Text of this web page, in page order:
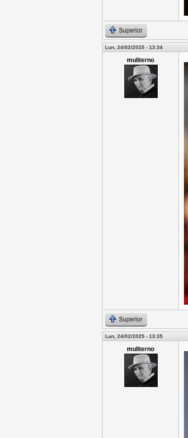
Superior
Lun, 24/02/2025 - 13:34
muliterno
Superior
Lun, 24/02/2025 - 13:35
muliterno